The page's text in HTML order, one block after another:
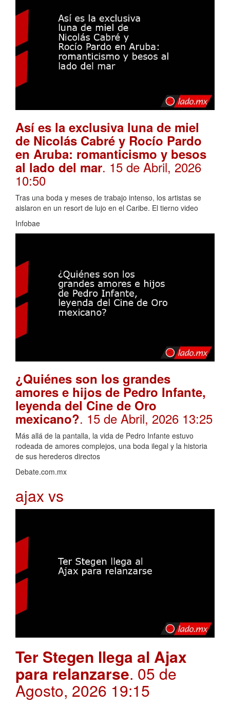
Así es la exclusiva luna de miel
de Nicolás Cabré y Rocío Pardo
en Aruba: romanticismo y besos
al lado del mar. 15 de Abril, 2026
10:50
Tras una boda y meses de trabajo intenso, los artistas se
aislaron en un resort de lujo en el Caribe. El tierno video
Infobae
¿Quiénes son los grandes
amores e hijos de Pedro Infante,
leyenda del Cine de Oro
mexicano?. 15 de Abril, 2026 13:25
Más allá de la pantalla, la vida de Pedro Infante estuvo
rodeada de amores complejos, una boda ilegal y la historia
de sus herederos directos
Debate.com.mx
ajax vs
Ter Stegen llega al Ajax
para relanzarse. 05 de
Agosto, 2026 19:15